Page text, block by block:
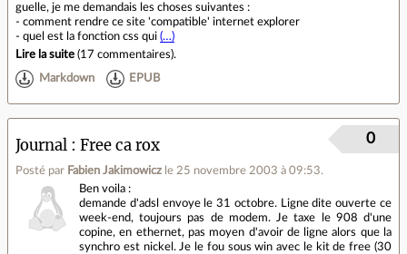
guelle, je me demandais les choses suivantes :
- comment rendre ce site 'compatible' internet explorer
- quel est la fonction css qui (…)
Lire la suite (17 commentaires).
Markdown EPUB
Journal Free ca rox
Posté par Fabien Jakimowicz le 25 novembre 2003 à 09:53.
0
Ben voila :
demande d'adsl envoye le 31 octobre. Ligne dite ouverte ce
week-end, toujours pas de modem. Je taxe le 908 d'une
copine, en ethernet, pas moyen d'avoir de ligne alors que la
synchro est nickel. Je le fou sous win avec le kit de free (30